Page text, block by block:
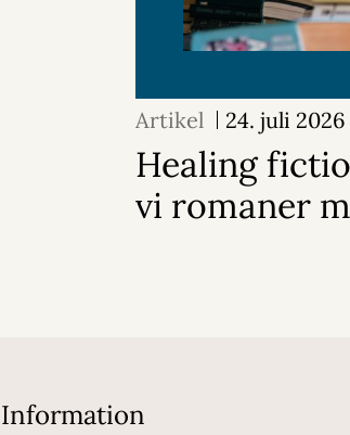
Artikel 24. juli 2026
Healing
vi romaner
Information